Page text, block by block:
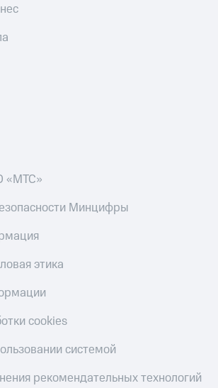
«МТС»
Минцифры
этика
cookies
системой
рекомендательных технологий